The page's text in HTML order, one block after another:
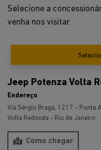
Selecione a
venha nos visitar.
Jeep Potenza Volta
Endereço
Via Sérgio Braga, 1217 - Ponte
Volta Redonda - Rio de Janeiro
Como chegar